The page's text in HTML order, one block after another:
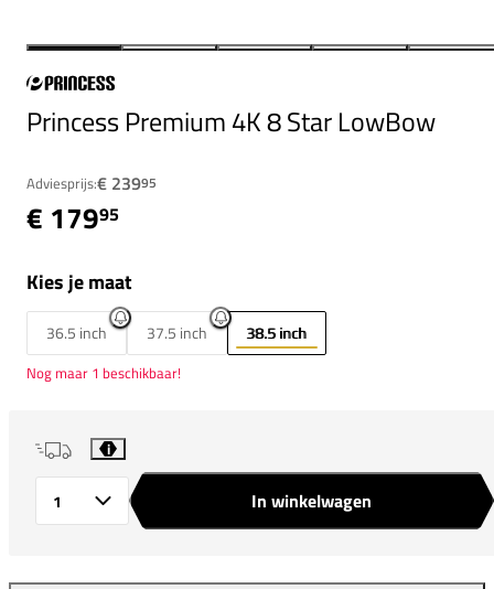
Princess Premium 4K 8 Star LowBow
Adviesprijs:€ 23995
€ 17995
Kies je maat
36.5 inch 37.5 inch 38.5 inch
Nog maar 1 beschikbaar!
i
In winkelwagen